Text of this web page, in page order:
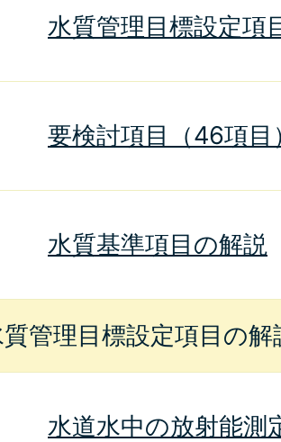
水質管理目標設定項
要検討項目（46項目
水質基準項目の解説
管理目標設定項目の解
水道水中の放射能測